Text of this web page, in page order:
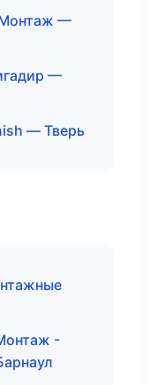
Монтаж —
—
— Тверь
-